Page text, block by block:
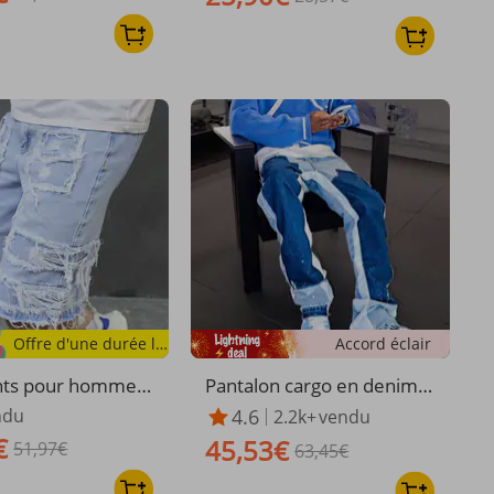
haute lumière, tendance,
Offre d'une durée limitée
pour hommes,
décontractés en
jambes courte
personn
51,97€
Accord éclair
Pantalon cargo en denim p
our homme, style europé
en et américain, vêtement
de travail tendance, pantal
on évasé à empiècements
4.6 2.2k+vendu
45,53€ 63,45€